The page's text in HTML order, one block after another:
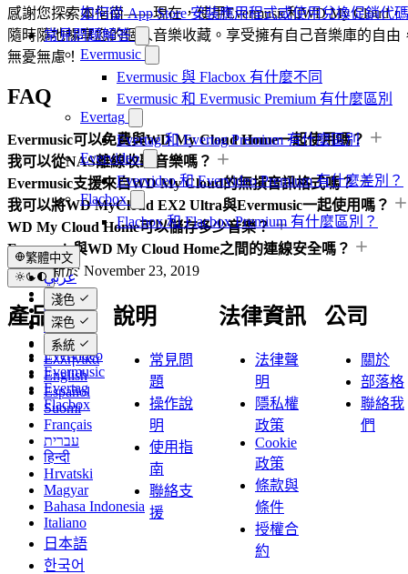
如何從 App Store 安裝應用程式或使用兌換促銷代
常見問題解答
Evermusic
Evermusic 與 Flacbox 有什麼不同
Evermusic 和 Evermusic Premium 有什麼區別
Evertag
Evertag 和 Evertag Premium 有什麼區別
Evervideo
Evervideo 和 Evervideo Premium 有什麼差別？
Flacbox
Flacbox 和 Flacbox Premium 有什麼區別？
繁體中文
عربي
Català
Čeština
Dansk
Deutsch
Ελληνικά
English
Español
Suomi
Français
עברית
हिन्दी
Hrvatski
Magyar
Bahasa Indonesia
Italiano
日本語
한국어
淺色
深色
系統
感謝您探索本指南——現在，使用Evermusic和WD My Cloud，
隨時隨地暢享您的個人音樂收藏。享受擁有自己音樂庫的自由
無憂無慮！
FAQ
Evermusic可以免費與WD My Cloud Home一起使用嗎？
我可以從NAS離線收聽音樂嗎？
Evermusic支援來自WD My Cloud的無損音訊格式嗎？
我可以將WD MyCloud EX2 Ultra與Evermusic一起使用嗎？
WD My Cloud Home可以儲存多少音樂？
Evermusic與WD My Cloud Home之間的連線安全嗎？
最後更新於 November 23, 2019
產品
Evervideo
Evermusic
Evertag
Flacbox
說明
常見問
題
操作說
明
使用指
南
聯絡支
援
法律資訊
法律聲
明
隱私權
政策
Cookie
政策
條款與
條件
授權合
約
公司
關於
部落格
聯絡我
們